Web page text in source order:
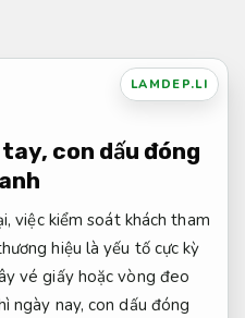
LAMDEP.LI
con dấu đóng
việc kiểm soát khách tham
hiệu là yếu tố cực kỳ
vé giấy hoặc vòng đeo
ngày nay, con dấu đóng